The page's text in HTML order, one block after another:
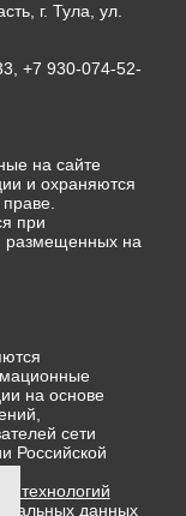
г. Тула, ул.
+7 930-074-52-
на сайте
и охраняются
при
размещенных на
на основе
сети
Российской
технологий
данных